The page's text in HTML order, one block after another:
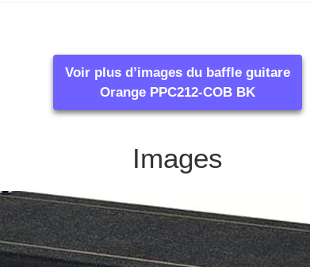
Voir plus d’images du baffle guitare
Orange PPC212-COB BK
Images